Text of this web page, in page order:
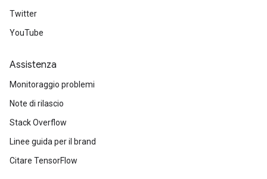
Twitter
YouTube
Assistenza
Monitoraggio problemi
Note di rilascio
Stack Overflow
Linee guida per il brand
Citare TensorFlow